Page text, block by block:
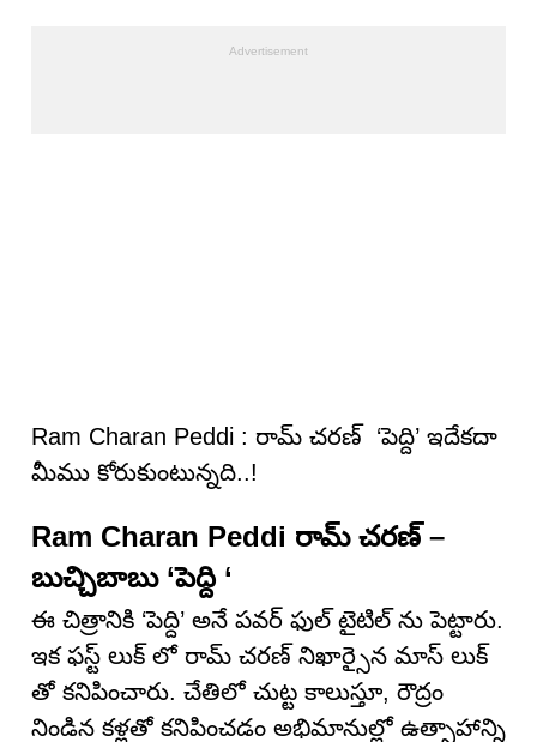
Ram Charan Peddi : రామ్ చరణ్ ‘పెద్ది’ ఇదేకదా
మీము కోరుకుంటున్నది..!
Ram Charan Peddi రామ్ చరణ్ –
బుచ్చిబాబు ‘పెద్ది ‘
ఈ చిత్రానికి ‘పెద్ది’ అనే పవర్ ఫుల్ టైటిల్ ను పెట్టారు.
ఇక ఫస్ట్ లుక్ లో రామ్ చరణ్ నిఖార్సైన మాస్ లుక్
తో కనిపించారు. చేతిలో చుట్ట కాలుస్తూ, రౌద్రం
నిండిన కళ్లతో కనిపించడం అభిమానుల్లో ఉత్సాహాన్ని